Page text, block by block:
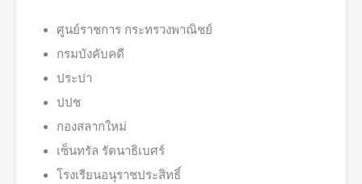
ศูนย์ราชการ กระทรวงพาณิชย์
กรมบังคับคดี
ประปา
ปปช
กองสลากใหม่
เซ็นทรัล รัตนาธิเบศร์
โรงเรียนอนุราชประสิทธิ์